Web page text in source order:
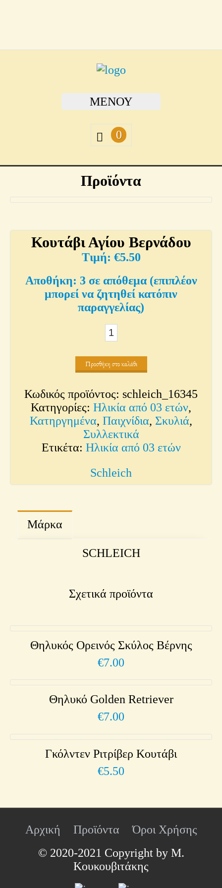
ΜΕΝΟΎ
0
Προϊόντα
Κουτάβι Αγίου Βερνάδου
€5.50
3 σε απόθεμα (επιπλέον
μπορεί να ζητηθεί κατόπιν
παραγγελίας)
Κουτάβι
Αγίου
Βερνάδου
ποσότητα
Προσθήκη στο καλάθι
Κωδικός προϊόντος: schleich_16345
Κατηγορίες: Ηλικία από 03 ετών,
Κατηργημένα, Παιχνίδια, Σκυλιά,
Συλλεκτικά
Ετικέτα: Ηλικία από 03 ετών
Schleich
Μάρκα
SCHLEICH
Σχετικά προϊόντα
Θηλυκός Ορεινός Σκύλος Βέρνης
€7.00
Θηλυκό Golden Retriever
€7.00
Γκόλντεν Ριτρίβερ Κουτάβι
€5.50
Αρχική Προϊόντα
Όροι Χρήσης
© 2020-2021 Copyright by Μ.
Κουκουβιτάκης